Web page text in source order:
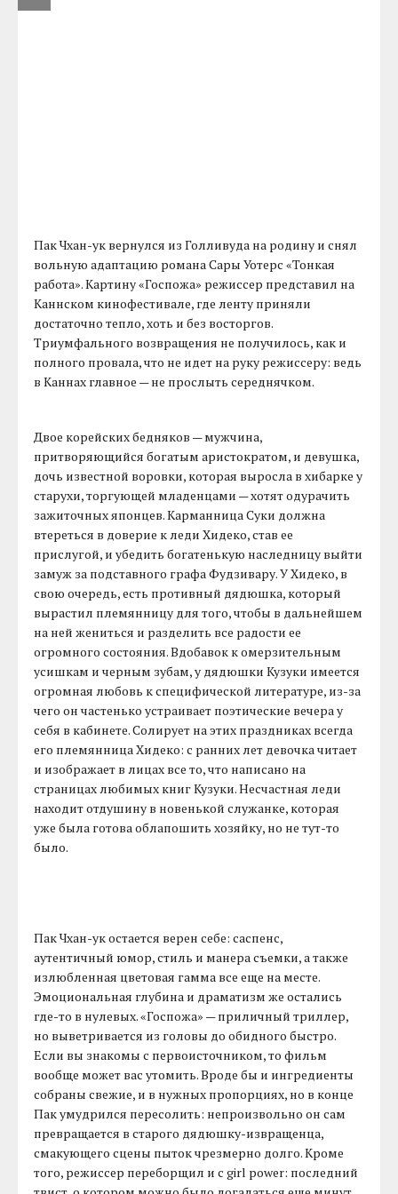
Пак Чхан-ук вернулся из Голливуда на родину и снял
вольную адаптацию романа Сары Уотерс «Тонкая
работа». Картину «Госпожа» режиссер представил на
Каннском кинофестивале, где ленту приняли
достаточно тепло, хоть и без восторгов.
Триумфального возвращения не получилось, как и
полного провала, что не идет на руку режиссеру: ведь
в Каннах главное — не прослыть середнячком.
Двое корейских бедняков — мужчина,
притворяющийся богатым аристократом, и девушка,
дочь известной воровки, которая выросла в хибарке у
старухи, торгующей младенцами — хотят одурачить
зажиточных японцев. Карманница Суки должна
втереться в доверие к леди Хидеко, став ее
прислугой, и убедить богатенькую наследницу выйти
замуж за подставного графа Фудзивару. У Хидеко, в
свою очередь, есть противный дядюшка, который
вырастил племянницу для того, чтобы в дальнейшем
на ней жениться и разделить все радости ее
огромного состояния. Вдобавок к омерзительным
усишкам и черным зубам, у дядюшки Кузуки имеется
огромная любовь к специфической литературе, из-за
чего он частенько устраивает поэтические вечера у
себя в кабинете. Солирует на этих праздниках всегда
его племянница Хидеко: с ранних лет девочка читает
и изображает в лицах все то, что написано на
страницах любимых книг Кузуки. Несчастная леди
находит отдушину в новенькой служанке, которая
уже была готова облапошить хозяйку, но не тут-то
было.
Пак Чхан-ук остается верен себе: саспенс,
аутентичный юмор, стиль и манера съемки, а также
излюбленная цветовая гамма все еще на месте.
Эмоциональная глубина и драматизм же остались
где-то в нулевых. «Госпожа» — приличный триллер,
но выветривается из головы до обидного быстро.
Если вы знакомы с первоисточником, то фильм
вообще может вас утомить. Вроде бы и ингредиенты
собраны свежие, и в нужных пропорциях, но в конце
Пак умудрился пересолить: непроизвольно он сам
превращается в старого дядюшку-извращенца,
смакующего сцены пыток чрезмерно долго. Кроме
того, режиссер переборщил и с girl power: последний